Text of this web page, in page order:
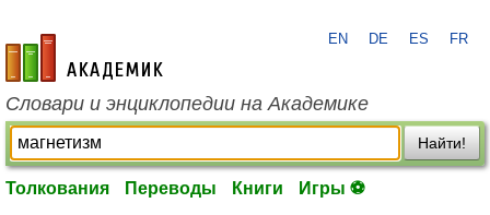
academic.ru
EN DE ES FR
Словари и энциклопедии на Академике
Найти!
Толкования Переводы Книги Игры ⚽